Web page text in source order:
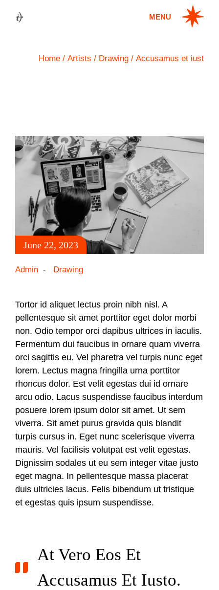
MENU
Home Artists Drawing Accusamus et iust
June 22, 2023
Admin Drawing
Tortor id aliquet lectus proin nibh nisl. A
pellentesque sit amet porttitor eget dolor morbi
non. Odio tempor orci dapibus ultrices in iaculis.
Fermentum dui faucibus in ornare quam viverra
orci sagittis eu. Vel pharetra vel turpis nunc eget
lorem. Lectus magna fringilla urna porttitor
rhoncus dolor. Est velit egestas dui id ornare
arcu odio. Lacus suspendisse faucibus interdum
posuere lorem ipsum dolor sit amet. Ut sem
viverra. Sit amet purus gravida quis blandit
turpis cursus in. Eget nunc scelerisque viverra
mauris. Vel facilisis volutpat est velit egestas.
Dignissim sodales ut eu sem integer vitae justo
eget magna. In pellentesque massa placerat
duis ultricies lacus. Felis bibendum ut tristique
et egestas quis ipsum suspendisse.
At Vero Eos Et
Accusamus Et Iusto.